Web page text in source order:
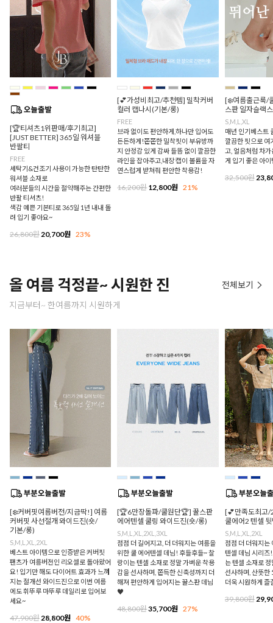
[🏆티셔츠1위판매/후기최고]
[JUST BETTER] 365일 워셔블
반팔티
FREE
세탁기&건조기 사용이 가능한 탄탄한
워셔블 소재로
여러분들의 시간을 절약해주는 간편한
반팔 티셔츠!
색감 예쁜 기본티로 365일 1년 내내 돌
려 입기 좋아요~
26,800원 20,700원 23%
[💕가성비최고/추천템] 밀착커버
컬러 캡나시(기본/롱)
FREE
브라 없이도 편안하게,하나만 입어도
든든하게!쫀쫀한 밀착핏이 부유방까
지 안정감 있게 감싸 들뜸 없이 깔끔한
라인을 잡아주고,내장 캡이 볼륨을 자
연스럽게 받쳐줘 편안한 착용감!
16,200원12,800원 21%
[❄️여름출근룩/
스판 일자슬랙스
S,M,L,XL
매년 인기베스트
깔끔한 핏으로 여
고, 얼음처럼 차
게 입기 좋은 아이
32,500원
올 여름 걱정끝~ 시원한 진
지금부터~ 한여름까지 시원하게
전체보기
[❄️커버핏여름버전/지금딱!] 여름
커버핏 사선절개 와이드진(숏/
기본/롱)
S,M,L,XL,2XL
베스트 아이템으로 인증받은 커버핏
팬츠가 여름버전인 리오셀로 돌아왔어
요! 입기만 해도 다이어트 효과가 느껴
지는 절개선 와이드진으로 이번 여름
에도 휘뚜루 마뚜루 데일리로 입어보
세요~
47,900원 28,800원 40%
[🏆6만장돌파/쿨원단🏆] 꿀스판
에어텐셀 쿨링 와이드진(숏/롱)
S,M,L,XL,2XL,3XL
점점 더 길어지고, 더 더워지는 여름을
위한 쿨 에어텐셀 데님! 후들후들~ 찰
랑이는 텐셀 소재로 정말 가벼운 착용
감을 선사하며, 쫀득한 신축성까지 더
해져 편안하게 입어지는 꿀스판 데님
♥
48,800원35,700원 27%
[💕만족도최고/
쿨에어2 텐셀
S,M,L,XL,2XL
점점 더 더워지는
텐셀 데님 시리즈
는 텐셀 소재로
선사하며, 산뜻한
더욱 시원하게
39,800원